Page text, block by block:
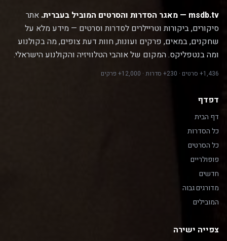
msdb.tv — מאגר הסדרות והסרטים המוביל בעברית.
אתר
סיקורים, ביקורות וטריילרים לסדרות וסרטים — מידע מלא על
שחקנים, במאים, פרקים ועונות, חוות דעת צופים, מה בקולנוע
ומה בנטפליקס. המקום של אוהבי הטלוויזיה והקולנוע הישראלי.
1,436+ סרטים · 230+ סדרות · 12,000+ פרקים
דפדף
דף הבית
כל הסדרות
כל הסרטים
פופולריים
חדשים
מדורגים גבוה
המובילים
צפייה ישירה